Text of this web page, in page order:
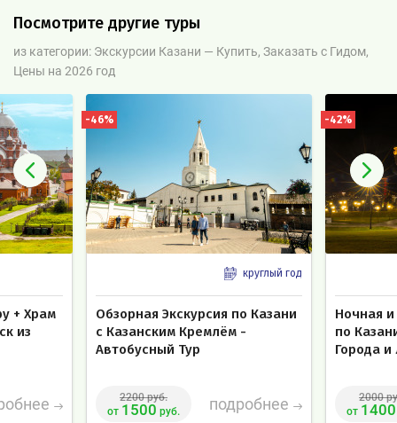
Посмотрите другие туры
из категории: Экскурсии Казани — Купить, Заказать с Гидом,
Цены на 2026 год
+ Храм
из
-46%
круглый год
Обзорная Экскурсия по Казани
с Казанским Кремлём -
Автобусный Тур
2200 руб.
от 1500 руб. подробнее
-42%
Ночная и
по
Города
2000
от 1400